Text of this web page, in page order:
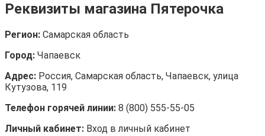
Реквизиты магазина Пятерочка
Регион: Самарская область
Город: Чапаевск
Адрес: Россия, Самарская область, Чапаевск, улица
Кутузова, 119
Телефон горячей линии: 8 (800) 555-55-05
Личный кабинет: Вход в личный кабинет